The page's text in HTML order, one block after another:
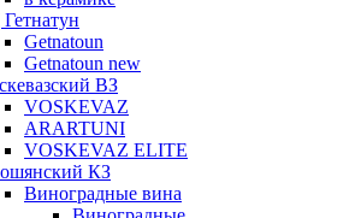
Getnatoun
Getnatoun new
ВЗ
VOSKEVAZ
ARARTUNI
VOSKEVAZ ELITE
КЗ
Виноградные вина